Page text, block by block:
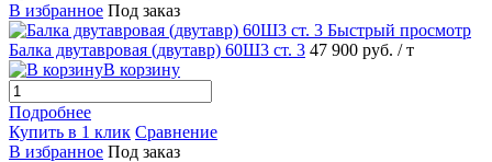
В избранное Под заказ
Быстрый просмотр
Балка двутавровая (двутавр) 60Ш3 ст. 3 47 900 руб. / т
В корзину
Подробнее
Купить в 1 клик Сравнение
В избранное Под заказ